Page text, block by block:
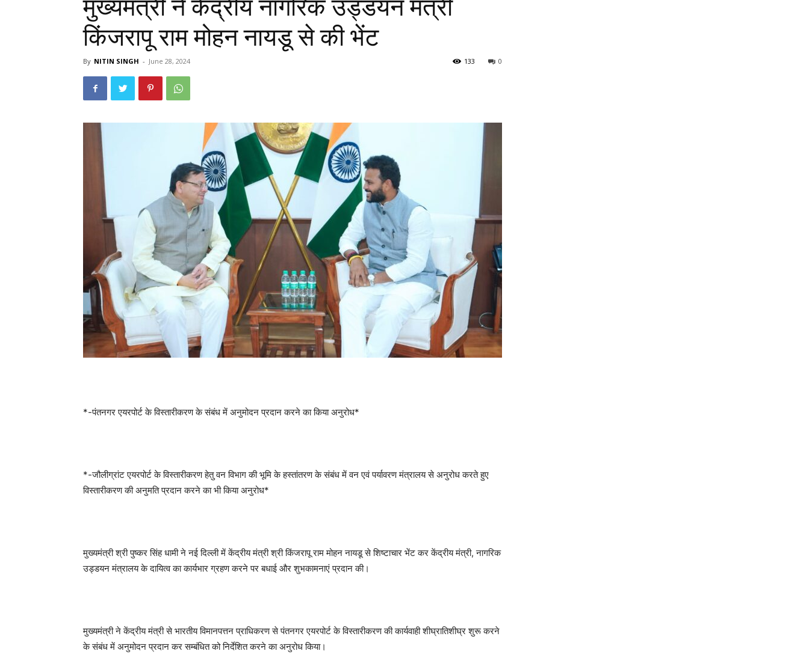
मुख्यमंत्री ने केंद्रीय नागरिक उड्डयन मंत्री
किंजरापू राम मोहन नायडू से की भेंट
By NITIN SINGH - June 28, 2024 0
133
*-पंतनगर एयरपोर्ट के विस्तारीकरण के संबंध में अनुमोदन प्रदान करने का किया अनुरोध*
*-जौलीग्रांट एयरपोर्ट के विस्तारीकरण हेतु वन विभाग की भूमि के हस्तांतरण के संबंध में वन एवं पर्यावरण मंत्रालय से अनुरोध करते हुए
विस्तारीकरण की अनुमति प्रदान करने का भी किया अनुरोध*
मुख्यमंत्री श्री पुष्कर सिंह धामी ने नई दिल्ली में केंद्रीय मंत्री श्री किंजरापू राम मोहन नायडू से शिष्टाचार भेंट कर केंद्रीय मंत्री, नागरिक
उड्डयन मंत्रालय के दायित्व का कार्यभार ग्रहण करने पर बधाई और शुभकामनाएं प्रदान की।
मुख्यमंत्री ने केंद्रीय मंत्री से भारतीय विमानपत्तन प्राधिकरण से पंतनगर एयरपोर्ट के विस्तारीकरण की कार्यवाही शीघ्रातिशीघ्र शुरू करने
के संबंध में अनुमोदन प्रदान कर सम्बंधित को निर्देशित करने का अनुरोध किया।